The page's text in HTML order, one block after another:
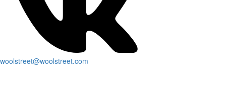
woolstreet@woolstreet.com